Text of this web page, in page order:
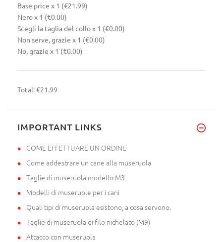
Base price x 1 (€21.99)
Nerox 1 (€0.00)
Scegli la taglia del collox 1 (€0.00)
Non serve, grazie x 1 (€0.00)
No, grazie x 1 (€0.00)
Total:€21.99
IMPORTANT LINKS
COME EFFETTUARE UN ORDINE
Come addestrare un cane alla museruola
Taglie di museruola modello M3
Modelli di museruole per i cani
Quali tipi di museruola esistono, a cosa servono.
Taglie di museruola di filo nichelato (M9)
Attacco con museruola